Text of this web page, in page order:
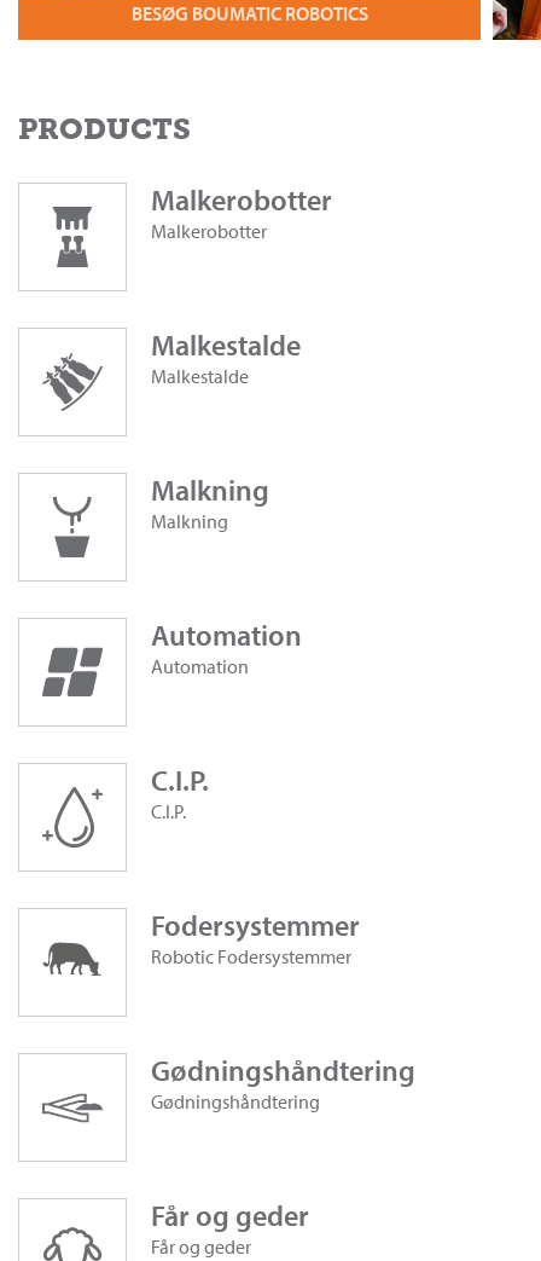
BESØG BOUMATIC ROBOTICS
PRODUCTS
Malkerobotter
Malkerobotter
Malkestalde
Malkestalde
Malkning
Malkning
Automation
Automation
C.I.P.
C.I.P.
Fodersystemmer
Robotic Fodersystemmer
Gødningshåndtering
Gødningshåndtering
Får og geder
Får og geder